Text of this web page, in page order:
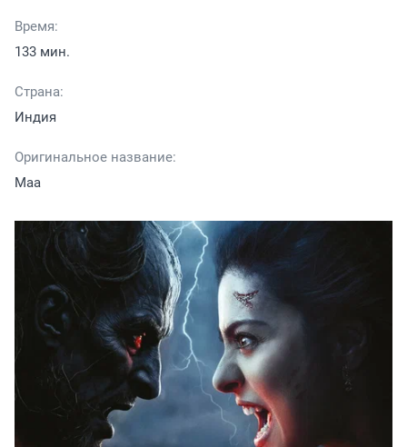
Время:
133 мин.
Страна:
Индия
Оригинальное название:
Maa